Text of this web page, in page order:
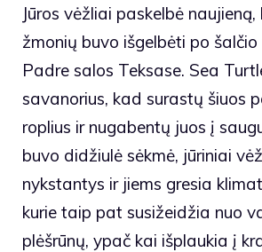
Jūros vėžliai paskelbė
žmonių buvo išgelbėti po
Padre salos Teksase. Sea
savanorius, kad surastų šiuos
roplius ir nugabentų juos į
buvo didžiulė sėkmė, jūriniai
nykstantys ir jiems gresia
kurie taip pat susižeidžia nuo
plėšrūnų, ypač kai išplaukia į